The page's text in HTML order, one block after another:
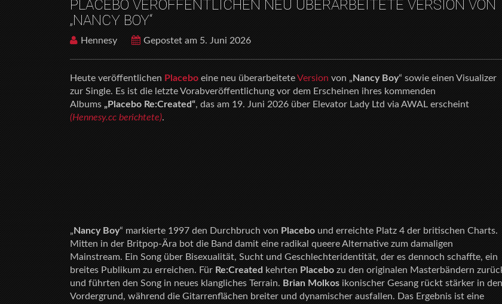
PLACEBO VERÖFFENTLICHEN NEU ÜBERARBEITETE VERSION VON
„NANCY BOY“
Hennesy Gepostet am 5. Juni 2026
Heute veröffentlichenPlacebo eine neu überarbeiteteVersionvon „Nancy Boy“ sowie einen Visualizer
zur Single. Es ist die letzte Vorabveröffentlichung vor dem Erscheinen ihres kommenden
Albums„Placebo Re:Created“, das am 19. Juni 2026 über Elevator Lady Ltd via AWAL erscheint
(Hennesy.cc berichtete).
„Nancy Boy“ markierte 1997 den Durchbruch vonPlacebound erreichte Platz 4 der britischen Charts.
Mitten in der Britpop-Ära bot die Band damit eine radikal queere Alternative zum damaligen
Mainstream. Ein Song über Bisexualität, Sucht und Geschlechteridentität, der es dennoch schaffte, ein
breites Publikum zu erreichen. FürRe:CreatedkehrtenPlacebozu den originalen Masterbändern
und führten den Song in neues klangliches Terrain.Brian Molkosikonischer Gesang rückt stärker in den
Vordergrund, während die Gitarrenflächen breiter und dynamischer ausfallen. Das Ergebnis ist eine